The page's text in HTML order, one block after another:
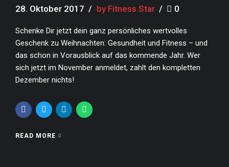
28. Oktober 2017 by Fitness Star 0
Schenke Dir jetzt dein ganz persönliches wertvolles
Geschenk zu Weihnachten: Gesundheit und Fitness – und
das schon in Vorausblick auf das kommende Jahr. Wer
sich jetzt im November anmeldet, zahlt den kompletten
Dezember nichts!
READ MORE